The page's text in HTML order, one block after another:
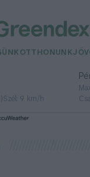
OTTHONUNK
Szél: 9 km/h